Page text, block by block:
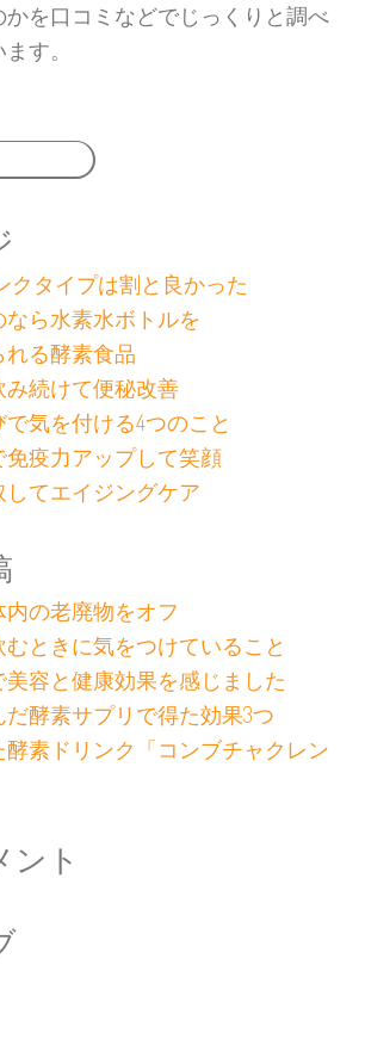
を口コミなどでじっくりと調べ
す。
クタイプは割と良かった
ら水素水ボトルを
る酵素食品
続けて便秘改善
気を付ける4つのこと
疫力アップして笑顔
てエイジングケア
の老廃物をオフ
ときに気をつけていること
容と健康効果を感じました
酵素サプリで得た効果3つ
素ドリンク「コンブチャクレン
ント